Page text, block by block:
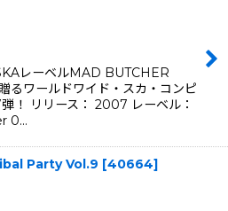
レーベルMAD BUTCHER
るワールドワイド・スカ・コンピ
！ リリース： 2007 レーベル：
0…
Party Vol.9 [40664]